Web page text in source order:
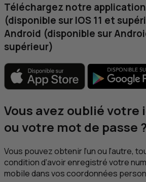
Téléchargez notre
(disponible surIOS11 et
Android (disponible sur
supérieur)
Vous avez oublié
ou votre mot de passe ?
Vous pouvez obtenir l’un ou l’autre,
condition d’avoir enregistré votre
mobile dans vos coordonnées